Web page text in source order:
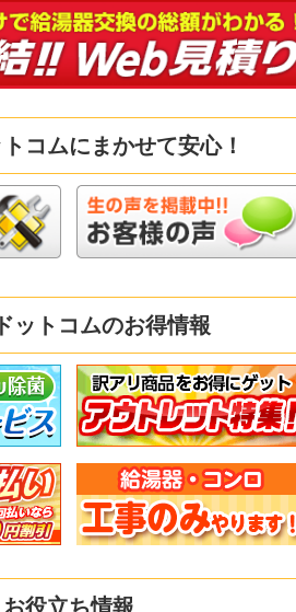
コムにまかせて安心！
ットコムのお得情報
お役立ち情報